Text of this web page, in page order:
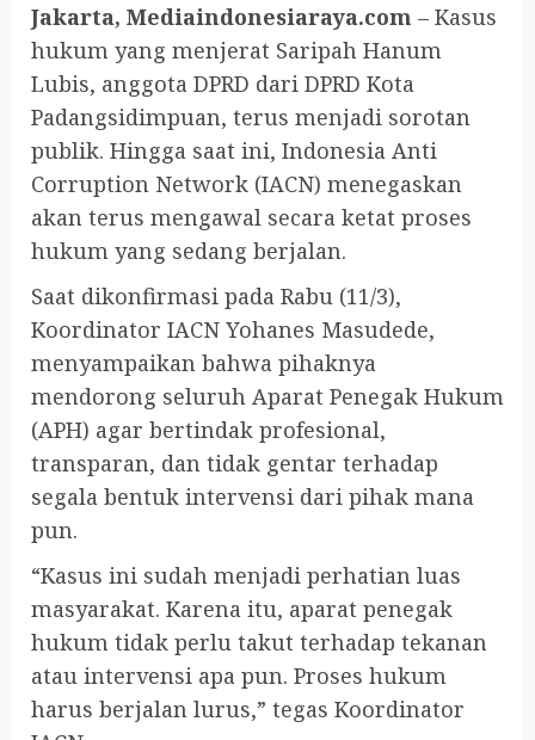
Jakarta, Mediaindonesiaraya.com – Kasus
hukum yang menjerat Saripah Hanum
Lubis, anggota DPRD dari DPRD Kota
Padangsidimpuan, terus menjadi sorotan
publik. Hingga saat ini, Indonesia Anti
Corruption Network (IACN) menegaskan
akan terus mengawal secara ketat proses
hukum yang sedang berjalan.
Saat dikonfirmasi pada Rabu (11/3),
Koordinator IACN Yohanes Masudede,
menyampaikan bahwa pihaknya
mendorong seluruh Aparat Penegak Hukum
(APH) agar bertindak profesional,
transparan, dan tidak gentar terhadap
segala bentuk intervensi dari pihak mana
pun.
“Kasus ini sudah menjadi perhatian luas
masyarakat. Karena itu, aparat penegak
hukum tidak perlu takut terhadap tekanan
atau intervensi apa pun. Proses hukum
harus berjalan lurus,” tegas Koordinator